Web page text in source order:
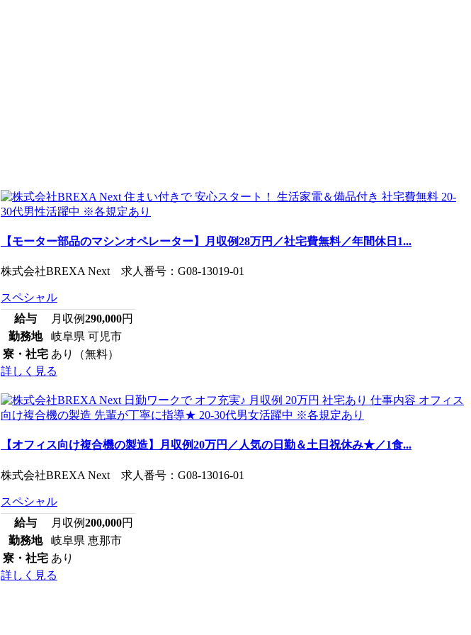
【モーター部品のマシンオペレーター】月収例28万円／社宅費無料／年間休日1...
株式会社BREXA Next 求人番号：G08-13019-01
スペシャル
給与
月収例290,000円
勤務地
岐阜県 可児市
寮・社宅 あり（無料）
詳しく見る
【オフィス向け複合機の製造】月収例20万円／人気の日勤＆土日祝休み★／1食...
株式会社BREXA Next 求人番号：G08-13016-01
スペシャル
給与
月収例200,000円
勤務地
岐阜県 恵那市
寮・社宅 あり
詳しく見る